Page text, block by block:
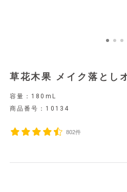
草花木果 メイク落とし
容量：180mL
商品番号： 10134
802件